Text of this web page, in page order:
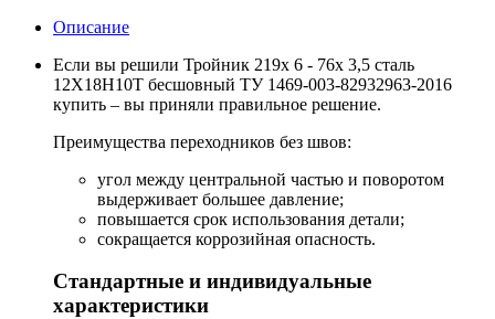
Описание
Если вы решили Тройник 219х 6 - 76х 3,5 сталь
12Х18Н10Т бесшовный ТУ 1469-003-82932963-2016
купить – вы приняли правильное решение.
Преимущества переходников без швов:
угол между центральной частью и поворотом
выдерживает большее давление;
повышается срок использования детали;
сокращается коррозийная опасность.
Стандартные и индивидуальные
характеристики